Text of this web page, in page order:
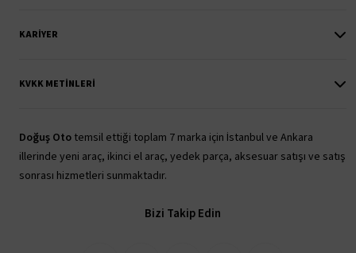
KARIYER
KVKK METINLERI
Doğuş Oto temsil ettiği toplam 7 marka için İstanbul ve Ankara
illerinde yeni araç, ikinci el araç, yedek parça, aksesuar satışı ve satış
sonrası hizmetleri sunmaktadır.
Bizi Takip Edin